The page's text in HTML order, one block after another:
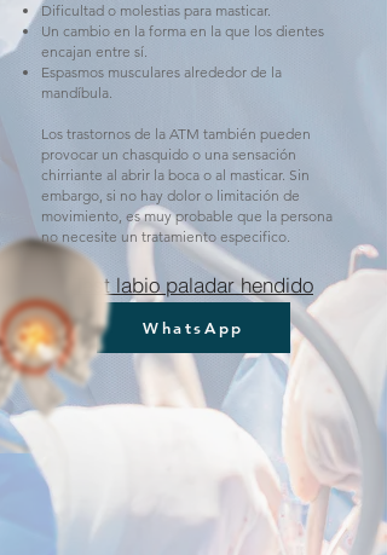
Dificultad o molestias para masticar.
Un cambio en la forma en la que los dientes
encajan entre sí.
Espasmos musculares alrededor de la
mandíbula.
Los trastornos de la ATM también pueden
provocar un chasquido o una sensación
chirriante al abrir la boca o al masticar. Sin
embargo, si no hay dolor o limitación de
movimiento, es muy probable que la persona
no necesite un tratamiento especifico.
Test labio paladar hendido
WhatsApp